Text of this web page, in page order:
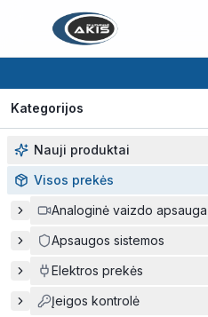
Kategorijos
Nauji produktai
Visos prekės
Analoginė vaizdo apsauga
Apsaugos sistemos
Elektros prekės
Įeigos kontrolė